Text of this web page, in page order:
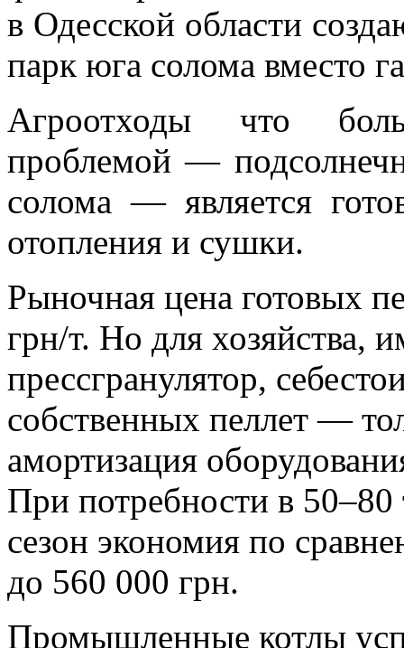
в Одесской области
парк юга солома вместо
Агроотходы что
проблемой —
солома — является
отопления и сушки.
Рыночная цена готовых
грн/т. Но для хозяйства,
прессгранулятор,
собственных пеллет —
амортизация
При потребности в 50–80
сезон экономия по
до 560 000 грн.
Промышленные котлы